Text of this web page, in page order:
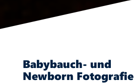
Babybauch- und
Newborn Fotografie